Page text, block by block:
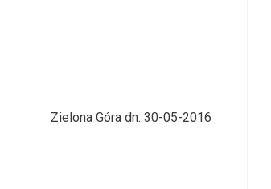
Zielona Góra dn. 30-05-2016